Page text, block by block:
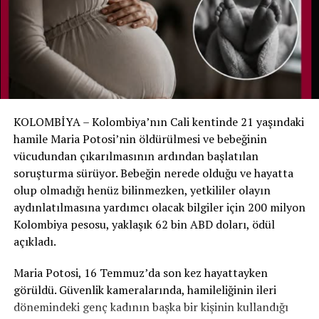
başladı.
Bunun üzerine hastane ekibine hemen haber verildi.
Noah yeniden muayene edildi ve yaşam belirtilerinin
bulunduğu belirlenerek yenidoğan yoğun bakımına geri
alındı.
Aile hastaneyi suçlamıyor
Hastane, ölüm tespitinde gerekli tıbbi ve yasal
prosedürlerin uygulandığını ve mevcut bulgular ışığında
bir ihmal tespit edilmediğini açıkladı. Noah’ın annesi de
hastane personelinin oğlunu kurtarmak için yoğun çaba
gösterdiğini belirterek sağlık ekibini suçlamadıklarını
söyledi.
Noah daha sonra tedavisinin devamı için Bauru’daki São
Paulo Üniversitesi’ne bağlı uzman hastaneye nakledildi.
KOLOMBİYA – Kolombiya’nın Cali kentinde 21 yaşındaki
hamile Maria Potosi’nin öldürülmesi ve bebeğinin
vücudundan çıkarılmasının ardından başlatılan
soruşturma sürüyor. Bebeğin nerede olduğu ve hayatta
olup olmadığı henüz bilinmezken, yetkililer olayın
aydınlatılmasına yardımcı olacak bilgiler için 200 milyon
Kolombiya pesosu, yaklaşık 62 bin ABD doları, ödül
açıkladı.
Maria Potosi, 16 Temmuz’da son kez hayattayken
görüldü. Güvenlik kameralarında, hamileliğinin ileri
dönemindeki genç kadının başka bir kişinin kullandığı